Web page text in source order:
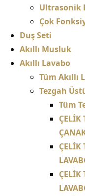
Ultrasonik
Çok
Duş Seti
Akıllı Musluk
Akıllı Lavabo
Tüm Akıllı
Tezgah
Tüm
ÇELİK
ÇELİK
ÇELİK